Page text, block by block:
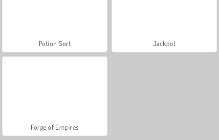
Potion Sort Jackpot
Forge of Empires